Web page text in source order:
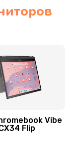
разбором)
Vibe
Flip